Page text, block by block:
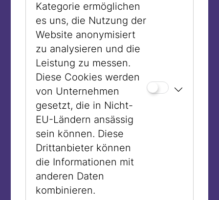
und Tomaten abziehen.
Walnüsse in einer Pfanne ohne Fett
oder kurz im Ofen leicht rösten.
Geröstetes Gemüse gemeinsam mit
Walnüssen, Granatapfelmelasse,
Olivenöl, Salz und Pfeffer in einen
Food Processor geben. Optional
Kreuzkümmel und Chiliflocken
hinzufügen.
Nur kurz mixen, sodass eine grobe,
leicht körnige Konsistenz entsteht –
Muhammara sollte nicht fein püriert
werden.
Abschmecken und bei Bedarf mit
Kategorie ermöglichen
es uns, die Nutzung der
Website anonymisiert
zu analysieren und die
Leistung zu messen.
Diese Cookies werden
von Unternehmen
gesetzt, die in Nicht-
EU-Ländern ansässig
sein können. Diese
Drittanbieter können
die Informationen mit
anderen Daten
kombinieren.